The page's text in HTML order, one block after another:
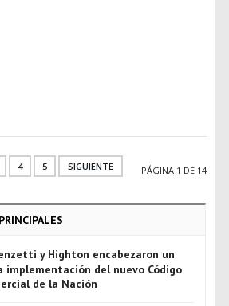
4 5 SIGUIENTE PÁGINA 1 DE 14
y Highton encabezaron un
implementación del nuevo Código
de la Nación